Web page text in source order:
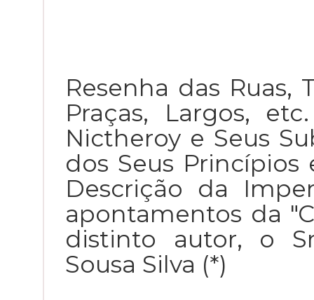
Resenha das Ruas,
Praças, Largos,
Nictheroy e Seus
dos Seus
Descrição da
apontamentos da
distinto autor, o
Sousa Silva (*)